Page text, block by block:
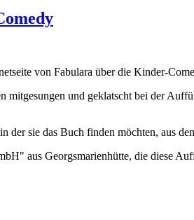
von Fabulara über die Kinder-
und geklatscht bei der
der sie das Buch finden möchten, aus
aus Georgsmarienhütte, die diese